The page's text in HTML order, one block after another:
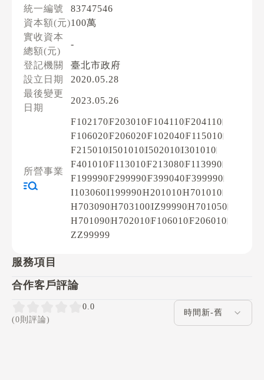
統一編號
83747546
資本額(元)100萬
實收資本
總額(元)
-
登記機關
臺北市政府
設立日期
2020.05.28
最後變更
日期
2023.05.26
所營事業
F102170F203010F104110F204110
F106020F206020F102040F115010
F215010I501010I502010I301010
F401010F113010F213080F113990
F199990F299990F399040F399990
I103060I199990H201010H701010
H703090H703100IZ99990H701050
H701090H702010F106010F206010
ZZ99999
服務項目
合作客戶評論
0.0
(0則評論)
評論排序